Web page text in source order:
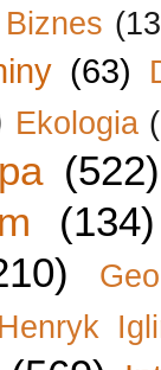
Biznes
(63)
Ekologia
(522)
(134)
Henryk